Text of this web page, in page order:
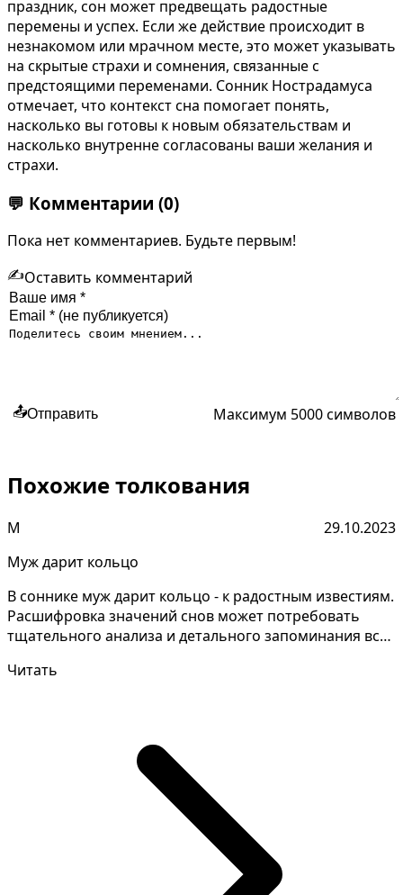
праздник, сон может предвещать радостные
перемены и успех. Если же действие происходит в
незнакомом или мрачном месте, это может указывать
на скрытые страхи и сомнения, связанные с
предстоящими переменами. Сонник Нострадамуса
отмечает, что контекст сна помогает понять,
насколько вы готовы к новым обязательствам и
насколько внутренне согласованы ваши желания и
страхи.
💬 Комментарии (0)
Пока нет комментариев. Будьте первым!
✍️Оставить комментарий
📤Отправить Максимум 5000 символов
Похожие толкования
М
29.10.2023
Муж дарит кольцо
В соннике муж дарит кольцо - к радостным известиям.
Расшифровка значений снов может потребовать
тщательного анализа и детального запоминания всех
Читать